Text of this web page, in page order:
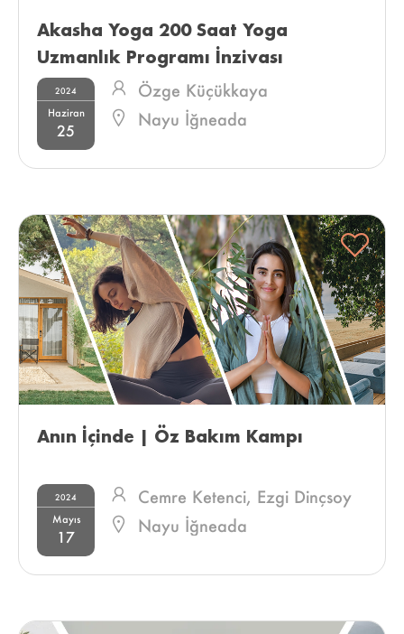
Akasha Yoga 200 Saat Yoga
Uzmanlık Programı İnzivası
2024
Haziran
25
Özge Küçükkaya
Nayu İğneada
Anın İçinde | Öz Bakım Kampı
2024
Mayıs
17
Cemre Ketenci, Ezgi Dinçsoy
Nayu İğneada